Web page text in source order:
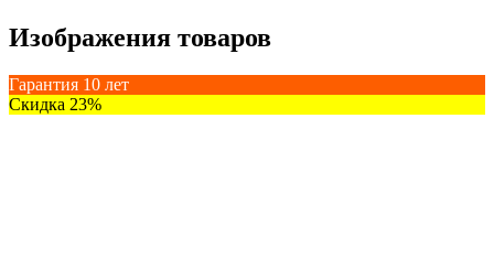
Изображения товаров
Гарантия 10 лет
Скидка 23%